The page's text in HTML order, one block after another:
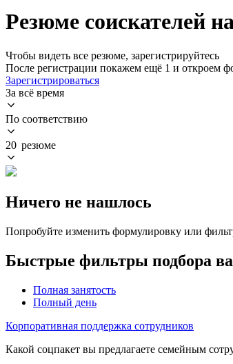
Резюме соискателей
Чтобы видеть все резюме, зарегистрируйтесь
После регистрации покажем ещё 1 и откроем
Зарегистрироваться
За всё время
По соответствию
20 резюме
Ничего не нашлось
Попробуйте изменить формулировку или
Быстрые фильтры подбора
Полная занятость
Полный день
Корпоративная поддержка сотрудников
Какой соцпакет вы предлагаете семейным